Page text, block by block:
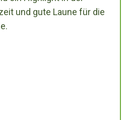
und gute Laune für die